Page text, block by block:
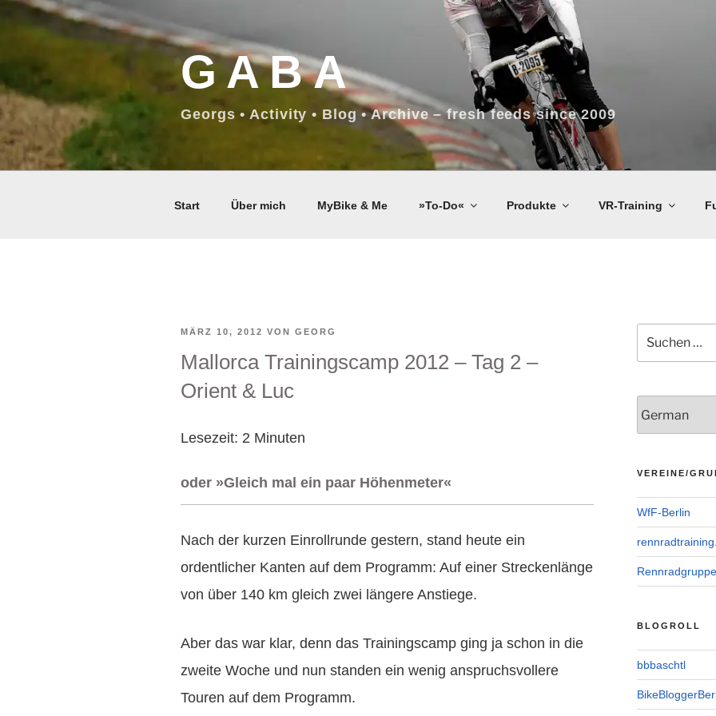
GABA
Georgs • Activity • Blog • Archive – fresh feeds since 2009
Start Über mich MyBike & Me »To-Do« Produkte VR-Training
VERÖFFENTLICHT
AM
MÄRZ 10, 2012 VON GEORG
Mallorca Trainingscamp 2012 – Tag 2 –
Orient & Luc
Lesezeit: 2 Minuten
oder »Gleich mal ein paar Höhenmeter«
Nach der kurzen Einrollrunde gestern, stand heute ein
ordentlicher Kanten auf dem Programm: Auf einer Streckenlänge
von über 140 km gleich zwei längere Anstiege.
Aber das war klar, denn das Trainingscamp ging ja schon in die
zweite Woche und nun standen ein wenig anspruchsvollere
Touren auf dem Programm.
nach:
VEREINE/
WfF-Berlin
Rennradgruppe
BLOGROLL
bbbaschtl